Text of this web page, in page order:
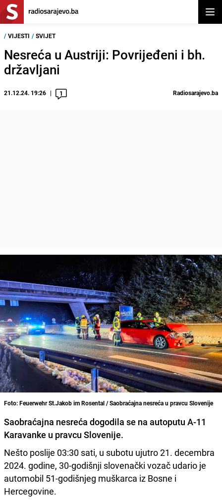
/ VIJESTI / SVIJET
Nesreća u Austriji: Povrijeđeni i bh.
državljani
21.12.24. 19:26 1 Radiosarajevo.ba
Foto: Feuerwehr St.Jakob im Rosental / Saobraćajna nesreća u pravcu Slovenije
Saobraćajna nesreća dogodila se na autoputu A-11
Karavanke u pravcu Slovenije.
Nešto poslije 03:30 sati, u subotu ujutro 21. decembra
2024. godine, 30-godišnji slovenački vozač udario je
automobil 51-godišnjeg muškarca iz Bosne i
Hercegovine.